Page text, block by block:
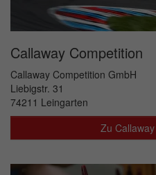
Callaway Competition
Callaway Competition GmbH
Liebigstr. 31
74211 Leingarten
Zu